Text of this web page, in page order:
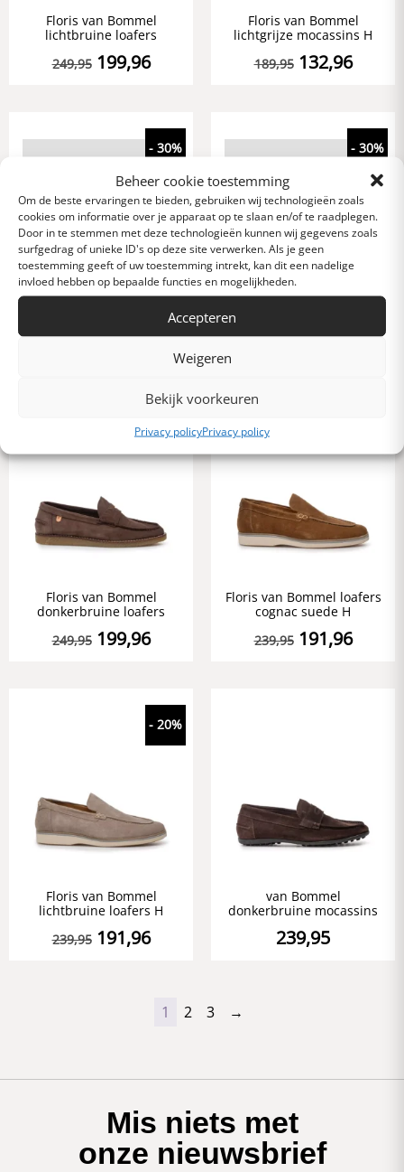
Beheer cookie toestemming
Om de beste ervaringen te bieden, gebruiken wij technologieën zoals
cookies om informatie over je apparaat op te slaan en/of te raadplegen.
Door in te stemmen met deze technologieën kunnen wij gegevens zoals
surfgedrag of unieke ID's op deze site verwerken. Als je geen
toestemming geeft of uw toestemming intrekt, kan dit een nadelige
invloed hebben op bepaalde functies en mogelijkheden.
Accepteren
Weigeren
Bekijk voorkeuren
Privacy policyPrivacy policy
Floris van Bommel
lichtbruine loafers
249,95 199,96
Floris van Bommel
lichtgrijze mocassins H
189,95 132,96
- 30%
Rehab loafers beige
169,95 118,96
- 30%
Rehab loafers
169,95 118,96
Floris van Bommel
donkerbruine loafers
249,95 199,96
Floris van Bommel loafers
cognac suede H
239,95 191,96
- 20%
Floris van Bommel
lichtbruine loafers H
239,95 191,96
van Bommel
donkerbruine mocassins
239,95
1 2 3 →
Mis niets met
onze nieuwsbrief